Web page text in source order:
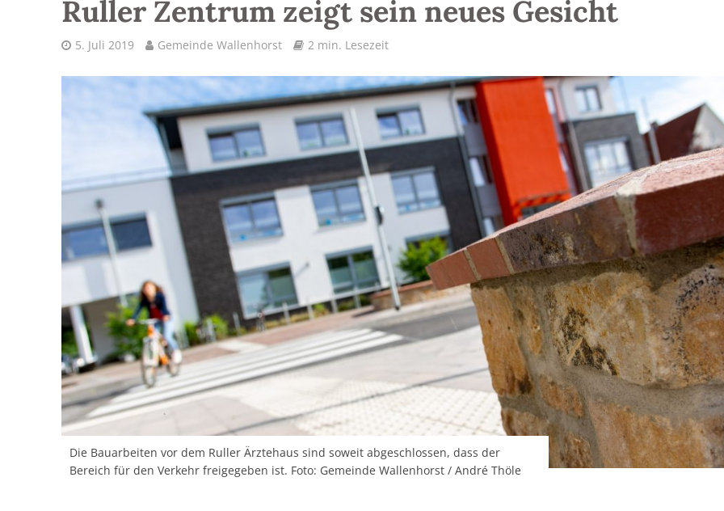
Ruller Zentrum zeigt sein neues Gesicht
5. Juli 2019 Gemeinde Wallenhorst 2 min. Lesezeit
Die Bauarbeiten vor dem Ruller Ärztehaus sind soweit abgeschlossen, dass der
Bereich für den Verkehr freigegeben ist. Foto: Gemeinde Wallenhorst / André Thöle